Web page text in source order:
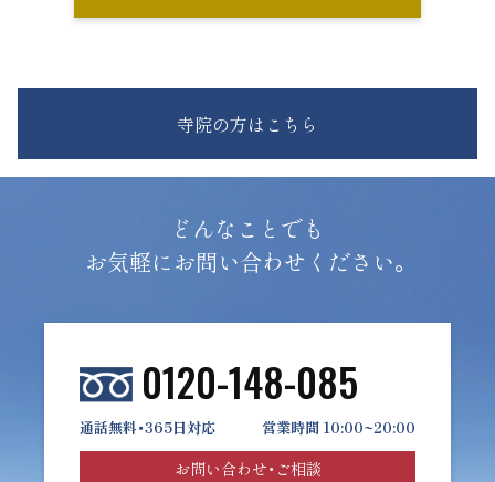
寺院の方はこちら
どんなことでも
お気軽にお問い合わせください。
0120-148-085
通話無料・365日対応 営業時間 10:00~20:00
お問い合わせ・ご相談